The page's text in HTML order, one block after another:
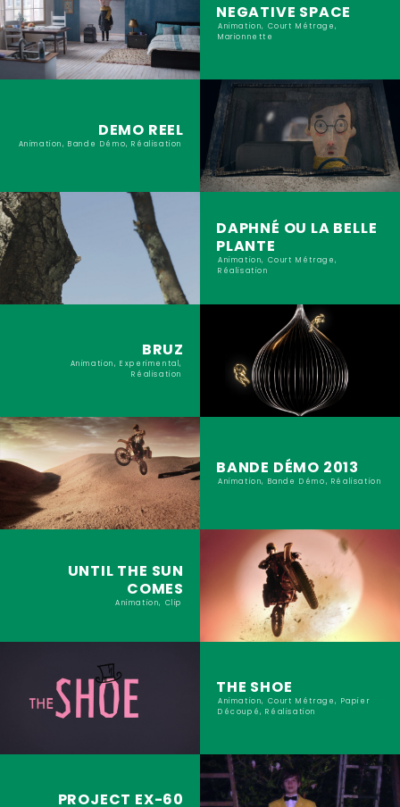
NEGATIVE SPACE
Animation, Court Métrage,
Marionnette
DEMO REEL
Animation, Bande Démo, Réalisation
DAPHNÉ OU LA BELLE
PLANTE
Animation, Court Métrage,
Réalisation
BRUZ
Animation, Experimental,
Réalisation
BANDE DÉMO 2013
Animation, Bande Démo, Réalisation
UNTIL THE SUN
COMES
Animation, Clip
THE SHOE
Animation, Court Métrage, Papier
Découpé, Réalisation
PROJECT EX-60